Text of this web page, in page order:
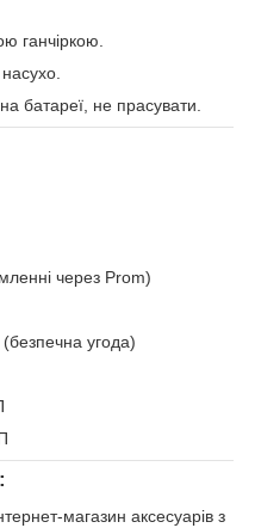
ганчіркою.
батареї, не прасувати.
через Prom)
угода)
магазин аксесуарів з